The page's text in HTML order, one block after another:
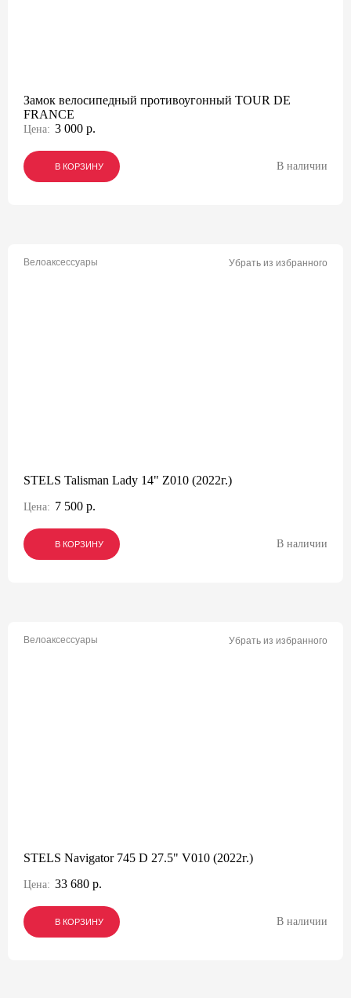
Замок велосипедный противоугонный TOUR DE
FRANCE
Цена: 3 000 р.
В КОРЗИНУ
В КОРЗИНУ
В КОРЗИНУ В наличии
Велоаксессуары Убрать из избранного
STELS Talisman Lady 14" Z010 (2022г.)
Цена: 7 500 р.
В КОРЗИНУ
В КОРЗИНУ
В КОРЗИНУ В наличии
Велоаксессуары Убрать из избранного
STELS Navigator 745 D 27.5" V010 (2022г.)
Цена: 33 680 р.
В КОРЗИНУ
В КОРЗИНУ
В КОРЗИНУ В наличии